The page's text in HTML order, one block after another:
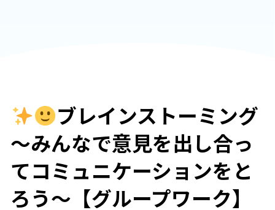
ブレインストーミング
～みんなで意見を出し合っ
てコミュニケーションをと
ろう～【グループワーク】